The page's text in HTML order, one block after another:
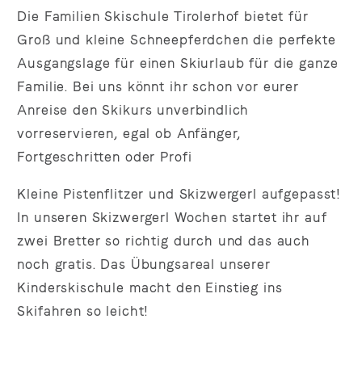
Die Familien Skischule Tirolerhof bietet für
Groß und kleine Schneepferdchen die perfekte
Ausgangslage für einen Skiurlaub für die ganze
Familie. Bei uns könnt ihr schon vor eurer
Anreise den Skikurs unverbindlich
vorreservieren, egal ob Anfänger,
Fortgeschritten oder Profi
Kleine Pistenflitzer und Skizwergerl aufgepasst!
In unseren Skizwergerl Wochen startet ihr auf
zwei Bretter so richtig durch und das auch
noch gratis. Das Übungsareal unserer
Kinderskischule macht den Einstieg ins
Skifahren so leicht!